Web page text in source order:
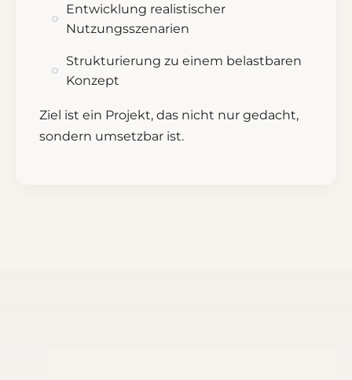
Entwicklung realistischer
Nutzungsszenarien
Strukturierung zu einem belastbaren
Konzept
Ziel ist ein Projekt, das nicht nur gedacht,
sondern umsetzbar ist.